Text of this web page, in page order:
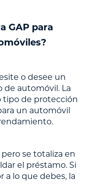
GAP para
o desee un
de automóvil. La
tipo de protección
un automóvil
se totaliza en
el préstamo. Si
a lo que debes, la